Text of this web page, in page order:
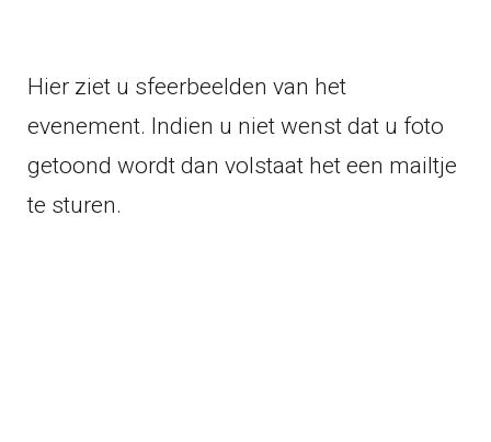
Hier ziet u sfeerbeelden van het
evenement. Indien u niet wenst dat u foto
getoond wordt dan volstaat het een mailtje
te sturen.